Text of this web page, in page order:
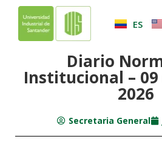
ES
Diario
Institucional –
2026
Secretaria General